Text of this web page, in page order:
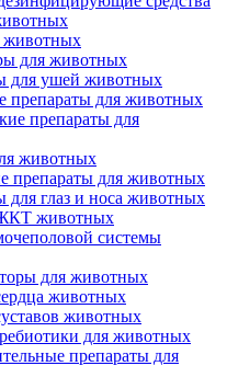
животных
для животных
для ушей животных
препараты для животных
препараты для
животных
препараты для животных
для глаз и носа животных
животных
системы
для животных
животных
животных
для животных
препараты для